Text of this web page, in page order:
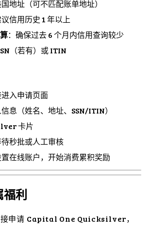
国地址（可不匹配账单地址）
议信用历史 1 年以上
：确保过去 6 个月内信用查询较少
（若有）或 ITIN
入申请页面
息（姓名、地址、SSN/ITIN）
卡片
秒批或人工审核
在线账户，开始消费累积奖励
福利
接申请 Capital One Quicksilver，